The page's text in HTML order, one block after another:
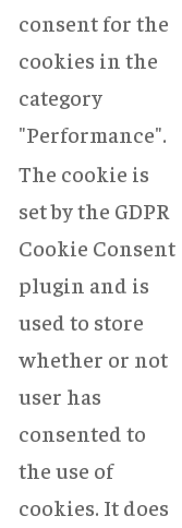
consent for the
cookies in the
category
"Performance".
The cookie is
set by the GDPR
Cookie Consent
plugin and is
used to store
whether or not
user has
consented to
the use of
cookies. It does